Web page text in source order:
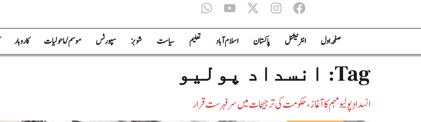
صفحہ اول انٹر نیشنل پاکستان اسلام آباد تعلیم سیاست شوبز سپورٹس موسم / ما حولیات کاروبار
Tag: انسداد پولیو
انسدادِ پولیو مہم کا آغاز، حکومت کی ترجیحات میں سرفہرست قرار